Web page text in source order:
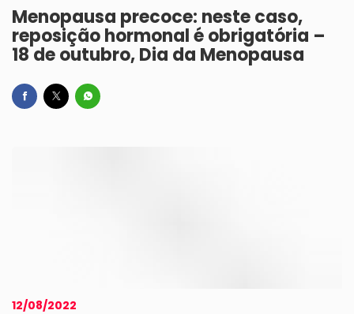
Menopausa precoce: neste caso,
reposição hormonal é obrigatória –
18 de outubro, Dia da Menopausa
12/08/2022